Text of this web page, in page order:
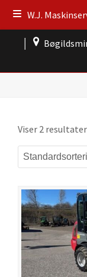
W.J.
Viser 2 resultater